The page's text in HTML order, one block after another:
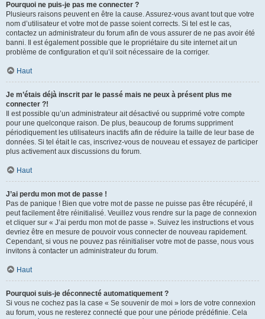
Pourquoi ne puis-je pas me connecter ?
Plusieurs raisons peuvent en être la cause. Assurez-vous avant tout que votre
nom d’utilisateur et votre mot de passe soient corrects. Si tel est le cas,
contactez un administrateur du forum afin de vous assurer de ne pas avoir été
banni. Il est également possible que le propriétaire du site internet ait un
problème de configuration et qu’il soit nécessaire de la corriger.
Haut
Je m’étais déjà inscrit par le passé mais ne peux à présent plus me
connecter ?!
Il est possible qu’un administrateur ait désactivé ou supprimé votre compte
pour une quelconque raison. De plus, beaucoup de forums suppriment
périodiquement les utilisateurs inactifs afin de réduire la taille de leur base de
données. Si tel était le cas, inscrivez-vous de nouveau et essayez de participer
plus activement aux discussions du forum.
Haut
J’ai perdu mon mot de passe !
Pas de panique ! Bien que votre mot de passe ne puisse pas être récupéré, il
peut facilement être réinitialisé. Veuillez vous rendre sur la page de connexion
et cliquer sur « J’ai perdu mon mot de passe ». Suivez les instructions et vous
devriez être en mesure de pouvoir vous connecter de nouveau rapidement.
Cependant, si vous ne pouvez pas réinitialiser votre mot de passe, nous vous
invitons à contacter un administrateur du forum.
Haut
Pourquoi suis-je déconnecté automatiquement ?
Si vous ne cochez pas la case « Se souvenir de moi » lors de votre connexion
au forum, vous ne resterez connecté que pour une période prédéfinie. Cela